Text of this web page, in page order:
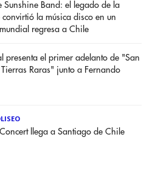
Sunshine Band: el legado de la
convirtió la música disco en un
regresa a Chile
presenta el primer adelanto de "San
Raras" junto a Fernando
llega a Santiago de Chile